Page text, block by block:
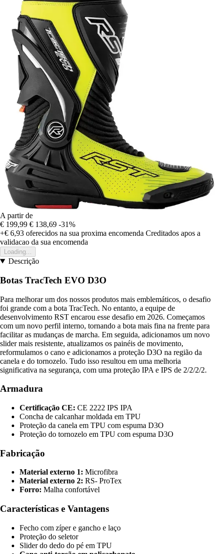
A partir de
€ 199,99 € 138,69 -31%
+€ 6,93 oferecidos na sua proxima encomenda Creditados apos a
validacao da sua encomenda
Loading...
Descrição
Botas TracTech EVO D3O
Para melhorar um dos nossos produtos mais emblemáticos, o desafio
foi grande com a bota TracTech. No entanto, a equipe de
desenvolvimento RST encarou esse desafio em 2026. Começamos
com um novo perfil interno, tornando a bota mais fina na frente para
facilitar as mudanças de marcha. Em seguida, adicionamos um novo
slider mais resistente, atualizamos os painéis de movimento,
reformulamos o cano e adicionamos a proteção D3O na região da
canela e do tornozelo. Tudo isso resultou em uma melhoria
significativa na segurança, com uma proteção IPA e IPS de 2/2/2/2.
Armadura
Certificação CE: CE 2222 IPS IPA
Concha de calcanhar moldada em TPU
Proteção da canela em TPU com espuma D3O
Proteção do tornozelo em TPU com espuma D3O
Fabricação
Material externo 1: Microfibra
Material externo 2: RS- ProTex
Forro: Malha confortável
Características e Vantagens
Fecho com zíper e gancho e laço
Proteção do seletor
Slider do dedo do pé em TPU